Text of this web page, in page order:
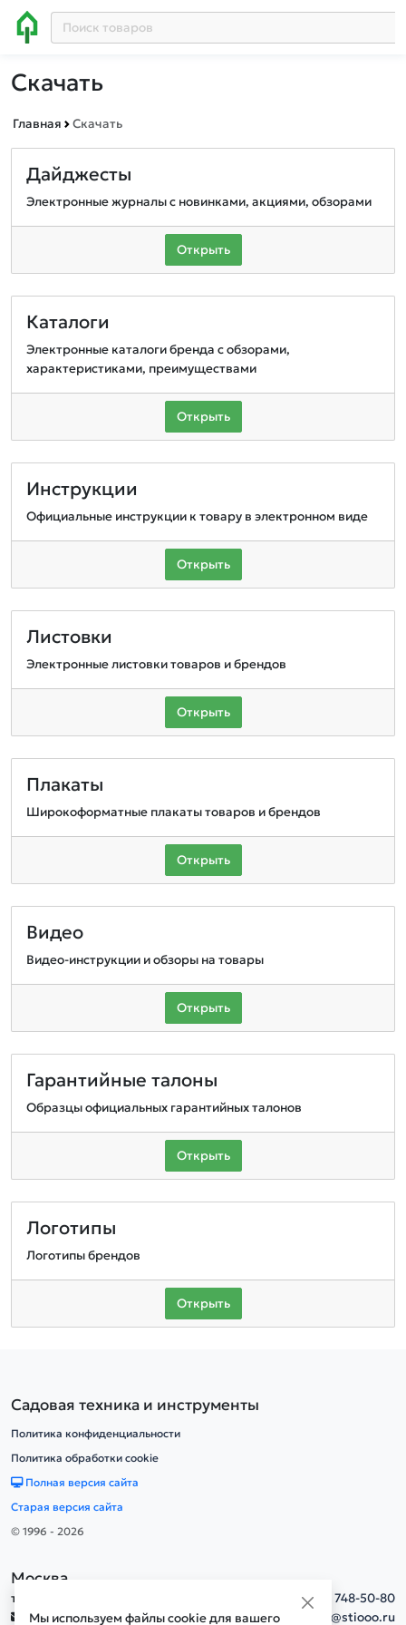
Скачать
Главная Скачать
Дайджесты
Электронные журналы с новинками, акциями, обзорами
Открыть
Каталоги
Электронные каталоги бренда с обзорами,
характеристиками, преимуществами
Открыть
Инструкции
Официальные инструкции к товару в электронном виде
Открыть
Листовки
Электронные листовки товаров и брендов
Открыть
Плакаты
Широкоформатные плакаты товаров и брендов
Открыть
Видео
Видео-инструкции и обзоры на товары
Открыть
Гарантийные талоны
Образцы официальных гарантийных талонов
Открыть
Логотипы
Логотипы брендов
Открыть
Мы используем файлы cookie для вашего
Садовая техника и инструменты
Политика конфиденциальности
Политика обработки cookie
Полная версия сайта
Старая версия сайта
© 1996 - 2026
Москва
тел.
+7(495) 748-50-80
info@stiooo.ru